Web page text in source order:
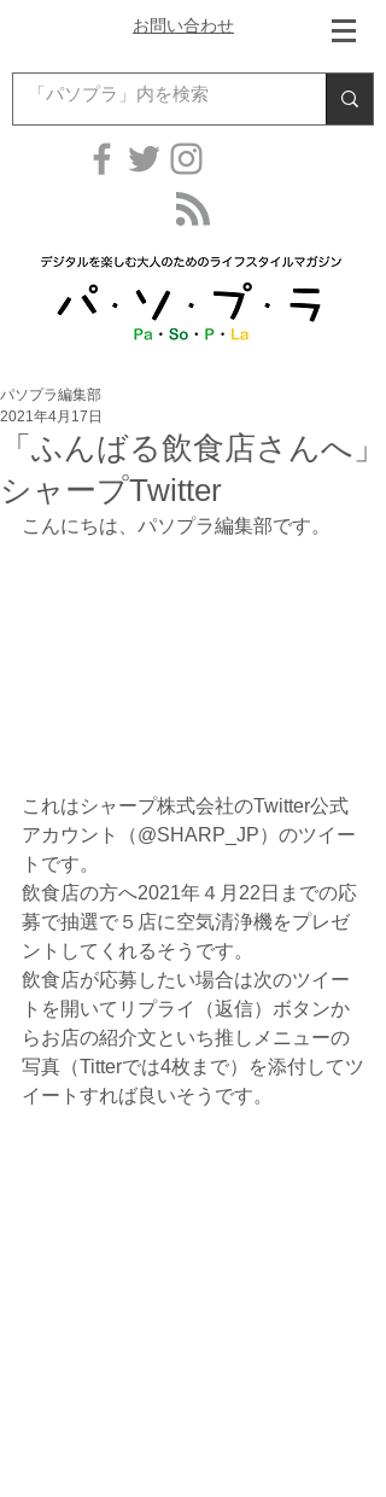
お問い合わせ
「ふんばる飲食店さんへ」
シャープTwitter
パソプラ編集部
2021年4月17日
こんにちは、パソプラ編集部です。
これはシャープ株式会社のTwitter公式
アカウント（@SHARP_JP）のツイー
トです。
飲食店の方へ2021年４月22日までの応
募で抽選で５店に空気清浄機をプレゼ
ントしてくれるそうです。
飲食店が応募したい場合は次のツイー
トを開いてリプライ（返信）ボタンか
らお店の紹介文といち推しメニューの
写真（Titterでは4枚まで）を添付してツ
イートすれば良いそうです。